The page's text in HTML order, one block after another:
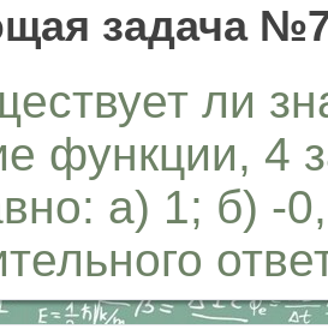
задача
ли
функции, 4
а) 1; б) -